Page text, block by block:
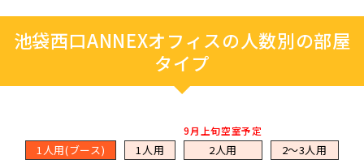
池袋西口ANNEXオフィスの人数別の部屋
タイプ
1人用(ブース) 1人用
9月上旬空室予定
2人用
2～3人用